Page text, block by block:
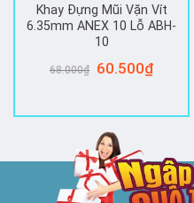
Khay Đựng Mũi Vặn Vít
6.35mm ANEX 10 Lỗ ABH-
10
68.000₫
Giá
60.500₫Giá
hiện
60.500₫.